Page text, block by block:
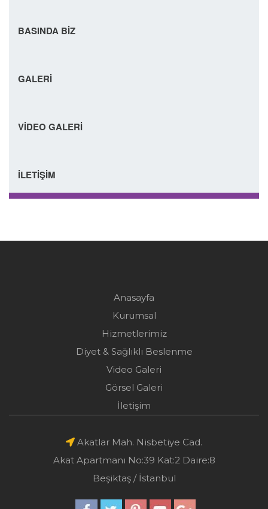
BASINDA BİZ
GALERİ
VİDEO GALERİ
İLETİŞİM
Anasayfa
Kurumsal
Hizmetlerimiz
Diyet & Sağlıklı Beslenme
Video Galeri
Görsel Galeri
İletişim
Akatlar Mah. Nisbetiye Cad.
Akat Apartmanı No:39 Kat:2 Daire:8
Beşiktaş / İstanbul